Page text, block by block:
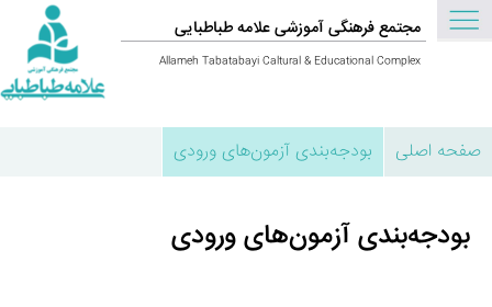
مجتمع فرهنگی آموزشی علامه طباطبایی
Allameh Tabatabayi Caltural & Educational Complex
صفحه اصلی بودجه‌بندی آزمون‌های ورودی
بودجه‌بندی آزمون‌های ورودی